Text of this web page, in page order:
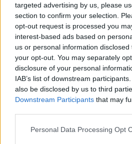
targeted advertising by us, please
section to confirm your selection.
opt-out request is processed you
interest-based ads based on
us or personal information
your opt-out. You may separately
disclosure of your personal
IAB’s list of downstream
also be disclosed by us to third
Downstream Participants that may
Personal Data Processing Opt
Satser på
salget